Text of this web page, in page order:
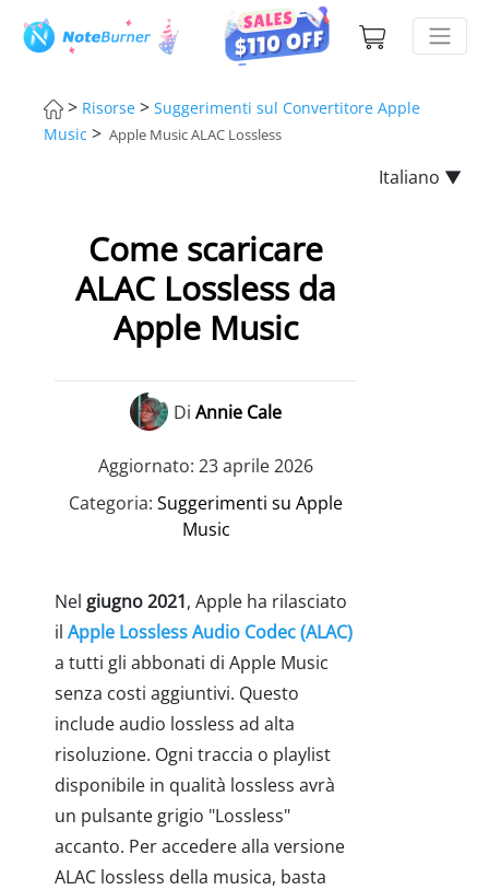
> Risorse > Suggerimenti sul Convertitore Apple
Music > Apple Music ALAC Lossless
Italiano ▼
Come scaricare
ALAC Lossless da
Apple Music
Di Annie Cale
Aggiornato: 23 aprile 2026
Categoria: Suggerimenti su Apple
Music
Nel giugno 2021, Apple ha rilasciato
il Apple Lossless Audio Codec (ALAC)
a tutti gli abbonati di Apple Music
senza costi aggiuntivi. Questo
include audio lossless ad alta
risoluzione. Ogni traccia o playlist
disponibile in qualità lossless avrà
un pulsante grigio "Lossless"
accanto. Per accedere alla versione
ALAC lossless della musica, basta